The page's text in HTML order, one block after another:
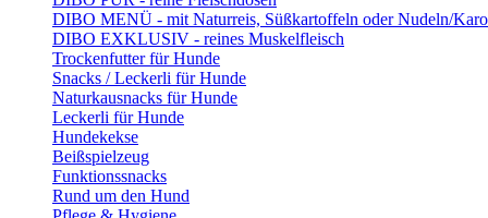
DIBO MENÜ - mit Naturreis, Süßkartoffeln oder Nudeln/
DIBO EXKLUSIV - reines Muskelfleisch
Trockenfutter für Hunde
Snacks / Leckerli für Hunde
Naturkausnacks für Hunde
Leckerli für Hunde
Hundekekse
Beißspielzeug
Funktionssnacks
Rund um den Hund